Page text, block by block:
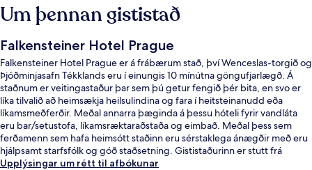
Um þennan gististað
Falkensteiner Hotel Prague
Falkensteiner Hotel Prague er á frábærum stað, því Wenceslas-torgið og
Þjóðminjasafn Tékklands eru í einungis 10 mínútna göngufjarlægð. Á
staðnum er veitingastaður þar sem þú getur fengið þér bita, en svo er
líka tilvalið að heimsækja heilsulindina og fara í heitsteinanudd eða
líkamsmeðferðir. Meðal annarra þæginda á þessu hóteli fyrir vandláta
eru bar/setustofa, líkamsræktaraðstaða og eimbað. Meðal þess sem
ferðamenn sem hafa heimsótt staðinn eru sérstaklega ánægðir með eru
hjálpsamt starfsfólk og góð staðsetning. Gististaðurinn er stutt frá
almenningssamgöngum: Jindrisska stoppistöðin er í 4 mínútna
Upplýsingar um rétt til afbókunar